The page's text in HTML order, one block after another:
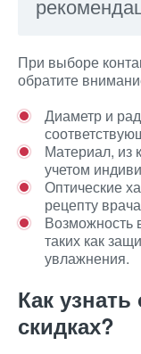
При выборе
обратите
Диаметр и
Материал, из
учетом
Оптические
рецепту
Возможность
таких как
увлажнения.
Как
скидках?